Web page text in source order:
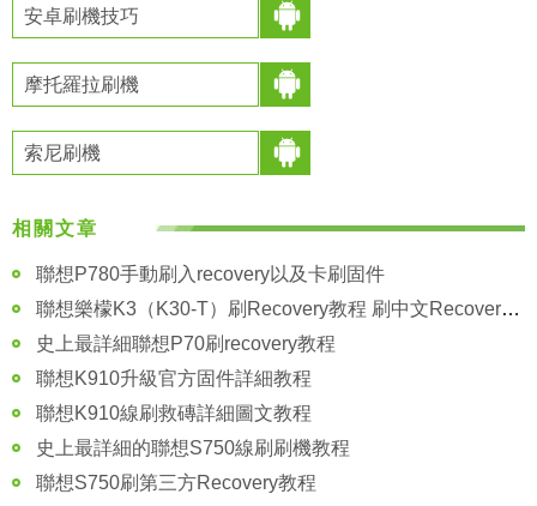
安卓刷機技巧
摩托羅拉刷機
索尼刷機
相關文章
聯想P780手動刷入recovery以及卡刷固件
聯想樂檬K3（K30-T）刷Recovery教程 刷中文Recovery教程
史上最詳細聯想P70刷recovery教程
聯想K910升級官方固件詳細教程
聯想K910線刷救磚詳細圖文教程
史上最詳細的聯想S750線刷刷機教程
聯想S750刷第三方Recovery教程